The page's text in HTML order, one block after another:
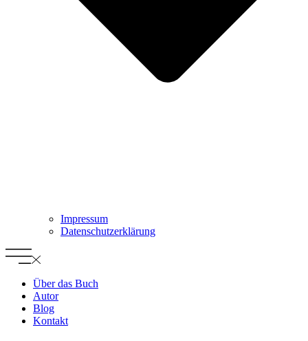
Impressum
Datenschutz­erklärung
Über das Buch
Autor
Blog
Kontakt